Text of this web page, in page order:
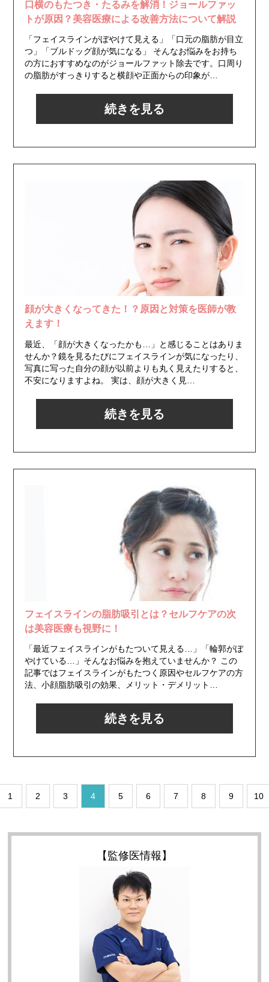
口横のもたつき・たるみを解消！ジョールファッ
トが原因？美容医療による改善方法について解説
「フェイスラインがぼやけて見える」「口元の脂肪が目立
つ」「ブルドッグ顔が気になる」 そんなお悩みをお持ち
の方におすすめなのがジョールファット除去です。口周り
の脂肪がすっきりすると横顔や正面からの印象が…
続きを見る
顔が大きくなってきた！？原因と対策を医師が教
えます！
最近、「顔が大きくなったかも…」と感じることはありま
せんか？​鏡を見るたびにフェイスラインが気になったり、
写真に写った自分の顔が以前よりも丸く見えたりすると、
不安になりますよね。 ​実は、顔が大きく見…
続きを見る
フェイスラインの脂肪吸引とは？セルフケアの次
は美容医療も視野に！
「最近フェイスラインがもたついて見える…」「輪郭がぼ
やけている…」そんなお悩みを抱えていませんか？ この
記事ではフェイスラインがもたつく原因やセルフケアの方
法、小顔脂肪吸引の効果、メリット・デメリット…
続きを見る
1 2 3 4 5 6 7 8 9 10
【監修医情報】